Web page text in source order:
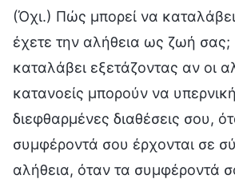
(Όχι.) Πώς μπορεί να
έχετε την αλήθεια ως ζωή σας;
καταλάβει εξετάζοντας αν οι
κατανοείς μπορούν να
διεφθαρμένες διαθέσεις σου,
συμφέροντά σου έρχονται σε
αλήθεια, όταν τα συμφέροντά